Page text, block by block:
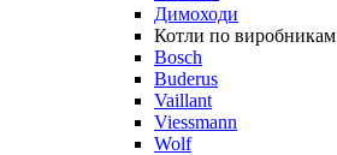
Димоходи
Котли по виробникам
Bosch
Buderus
Vaillant
Viessmann
Wolf